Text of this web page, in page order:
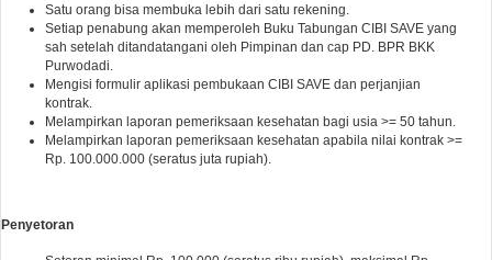
Satu orang bisa membuka lebih dari satu rekening.
Setiap penabung akan memperoleh Buku Tabungan CIBI SAVE yang
sah setelah ditandatangani oleh Pimpinan dan cap PD. BPR BKK
Purwodadi.
Mengisi formulir aplikasi pembukaan CIBI SAVE dan perjanjian
kontrak.
Melampirkan laporan pemeriksaan kesehatan bagi usia >= 50 tahun.
Melampirkan laporan pemeriksaan kesehatan apabila nilai kontrak >=
Rp. 100.000.000 (seratus juta rupiah).
Penyetoran